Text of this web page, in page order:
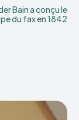
Bain a conçu le
du fax en 1842